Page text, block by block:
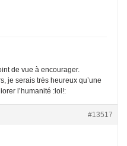
de vue à encourager.
je serais très heureux qu’une
l’humanité :lol!:
#13517